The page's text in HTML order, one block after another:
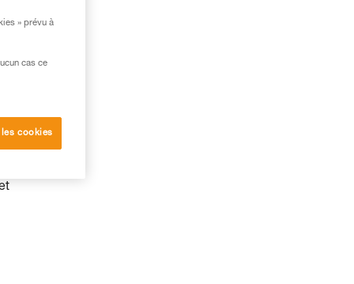
» prévu à
cas ce
cookies